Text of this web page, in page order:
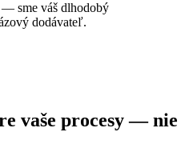
— sme váš dlhodobý
dodávateľ.
vaše procesy — nie